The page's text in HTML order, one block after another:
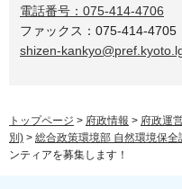
電話番号：075-414-4706
ファックス：075-414-4705
shizen-
トップページ > 府政情報 > 府政運
別) > 総合政策環境部 自然環境保全
ンティアを募集します！